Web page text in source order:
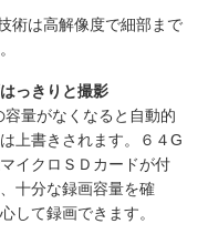
術は高解像度で細部まで
っきりと撮影
容量がなくなると自動的
上書きされます。６４G
イクロＳＤカードが付
十分な録画容量を確
して録画できます。